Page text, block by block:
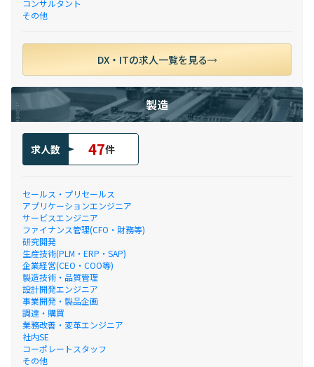
コンサルタント
その他
DX・ITの求人一覧を見る
製造
求人数 47件
セールス・プリセールス
アプリケーションエンジニア
サービスエンジニア
ファイナンス管理(CFO・財務等)
研究開発
生産技術(PLM・ERP・SAP)
企業経営(CEO・COO等)
製造技術・品質管理
設計開発エンジニア
事業開発・製品企画
調達・購買
業務改善・変革エンジニア
社内SE
コーポレートスタッフ
その他